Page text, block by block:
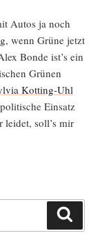
Autos ja noch
wenn Grü­ne jetzt
Bonde ist’s ein
Grü­nen
Kot­ting-Uhl
Ein­satz
soll’s mir